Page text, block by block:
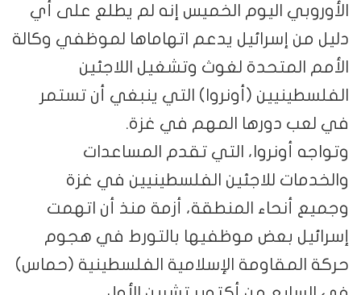
الأوروبي اليوم الخميس إنه لم يطلع على أي
دليل من إسرائيل يدعم اتهاماها لموظفي وكالة
الأمم المتحدة لغوث وتشغيل اللاجئين
الفلسطينيين (أونروا) التي ينبغي أن تستمر
في لعب دورها المهم في غزة.
وتواجه أونروا، التي تقدم المساعدات
والخدمات للاجئين الفلسطينيين في غزة
وجميع أنحاء المنطقة، أزمة منذ أن اتهمت
إسرائيل بعض موظفيها بالتورط في هجوم
حركة المقاومة الإسلامية الفلسطينية (حماس)